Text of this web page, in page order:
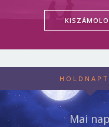
Mai